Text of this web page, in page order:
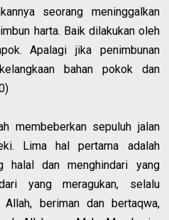
seorang meninggalkan
harta. Baik dilakukan oleh
Apalagi jika penimbunan
bahan pokok dan
membeberkan sepuluh jalan
Lima hal pertama adalah
halal dan menghindari yang
yang meragukan, selalu
beriman dan bertaqwa,